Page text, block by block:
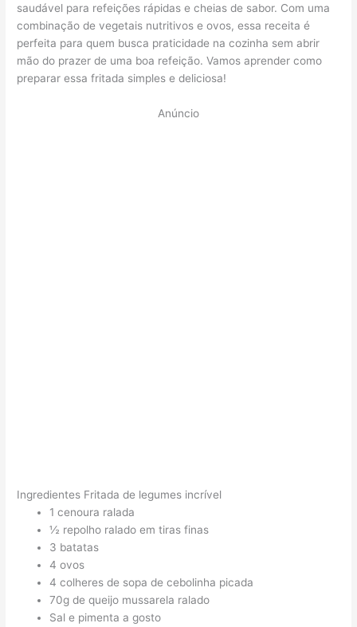
saudável para refeições rápidas e cheias de sabor. Com uma
combinação de vegetais nutritivos e ovos, essa receita é
perfeita para quem busca praticidade na cozinha sem abrir
mão do prazer de uma boa refeição. Vamos aprender como
preparar essa fritada simples e deliciosa!
Anúncio
Ingredientes Fritada de legumes incrível
1 cenoura ralada
½ repolho ralado em tiras finas
3 batatas
4 ovos
4 colheres de sopa de cebolinha picada
70g de queijo mussarela ralado
Sal e pimenta a gosto